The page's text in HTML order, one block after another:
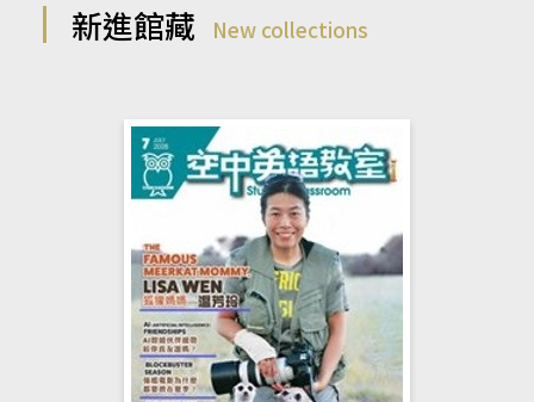
新進館藏 New collections